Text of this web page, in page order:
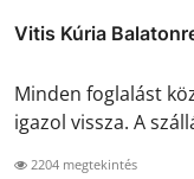
Vitis Kúria
Minden foglalást
igazol vissza. A
2204 megtekintés